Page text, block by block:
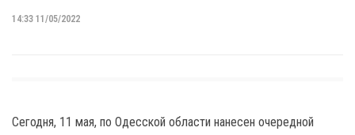
14:33 11/05/2022
Сегодня, 11 мая, по Одесской области нанесен очередной